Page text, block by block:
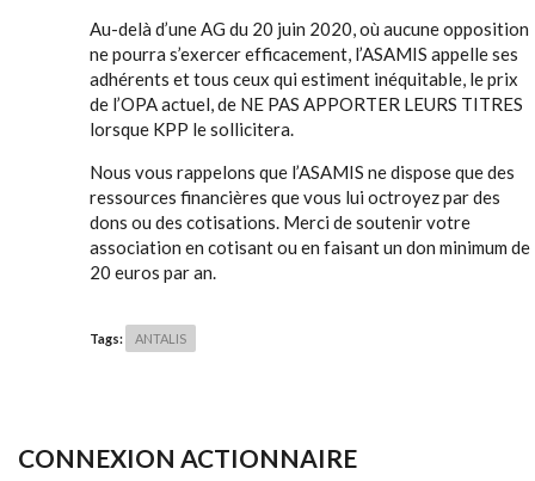
Au-delà d’une AG du 20 juin 2020, où aucune opposition
ne pourra s’exercer efficacement, l’ASAMIS appelle ses
adhérents et tous ceux qui estiment inéquitable, le prix
de l’OPA actuel, de NE PAS APPORTER LEURS TITRES
lorsque KPP le sollicitera.
Nous vous rappelons que l’ASAMIS ne dispose que des
ressources financières que vous lui octroyez par des
dons ou des cotisations. Merci de soutenir votre
association en cotisant ou en faisant un don minimum de
20 euros par an.
Tags: ANTALIS
CONNEXION ACTIONNAIRE